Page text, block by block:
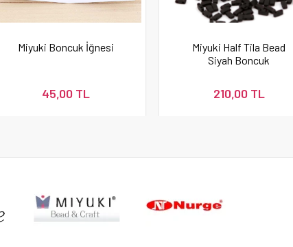
Miyuki Boncuk İğnesi
45,00 TL
Miyuki Half Tila Bead
Siyah Boncuk
210,00 TL